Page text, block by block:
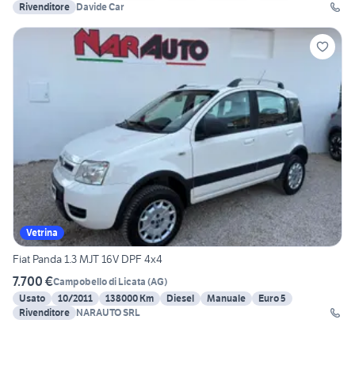
Rivenditore Davide Car
Vetrina
Fiat Panda 1.3 MJT 16V DPF 4x4
7.700 €Campobello di Licata (AG)
Usato
10/2011 138000 Km Diesel Manuale
Euro 5
Rivenditore NARAUTO SRL